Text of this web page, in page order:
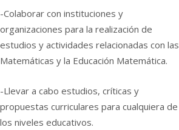
-Colaborar con instituciones y
organizaciones para la realización de
estudios y actividades relacionadas con las
Matemáticas y la Educación Matemática.
-Llevar a cabo estudios, críticas y
propuestas curriculares para cualquiera de
los niveles educativos.